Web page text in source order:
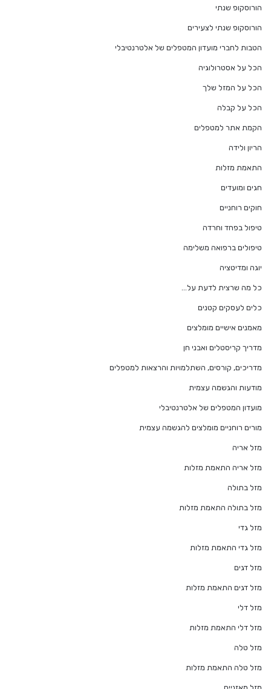
הורוסקופ שנתי
הורוסקופ שנתי לצעירים
הטבות לחברי מועדון המטפלים של אלטרנטיבלי
הכל על אסטרולוגיה
הכל על המזל שלך
הכל על קבלה
הקמת אתר למטפלים
הריון ולידה
התאמת מזלות
חגים ומועדים
חוקים רוחניים
טיפול בפחד וחרדה
טיפולים ברפואה משלימה
יוגה ומדיטציה
כל מה שרצית לדעת על…
כלים לעסקים קטנים
מאמנים אישיים מומלצים
מדריך קריסטלים ואבני חן
מדריכים, קורסים, השתלמויות והרצאות למטפלים
מודעות והגשמה עצמית
מועדון המטפלים של אלטרנטיבלי
מורים רוחניים מומלצים להגשמה עצמית
מזל אריה
מזל אריה התאמת מזלות
מזל בתולה
מזל בתולה התאמת מזלות
מזל גדי
מזל גדי התאמת מזלות
מזל דגים
מזל דגים התאמת מזלות
מזל דלי
מזל דלי התאמת מזלות
מזל טלה
מזל טלה התאמת מזלות